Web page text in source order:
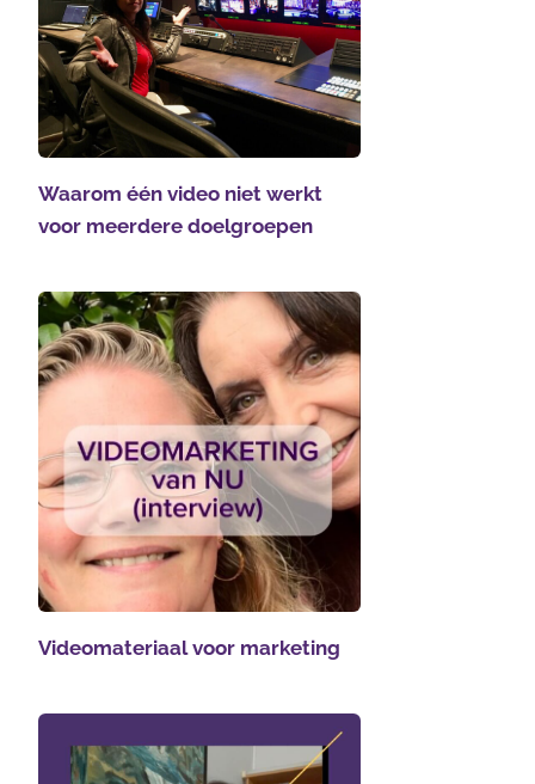
Waarom één video niet werkt
voor meerdere doelgroepen
Videomateriaal voor marketing